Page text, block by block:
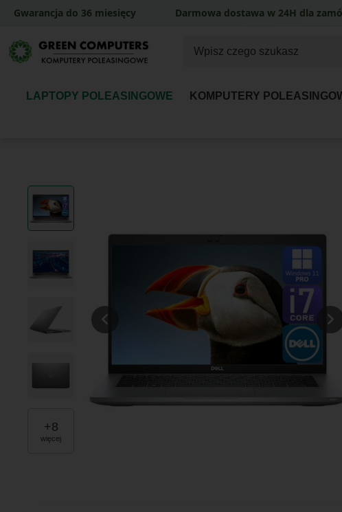
LAPTOPY POLEASINGOWE KOMPUTERY
+8
więcej
Gwarancja do 36 miesięcy Darmowa dostawa w 24H dla